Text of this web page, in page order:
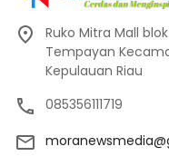
Ruko Mitra Mall
Tempayan
Kepulauan Riau
085356111719